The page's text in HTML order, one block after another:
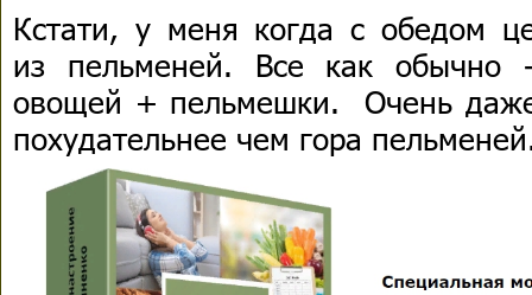
Кстати, у меня когда с обедом
из пельменей. Все как обычно
овощей + пельмешки. Очень
похудательнее чем гора